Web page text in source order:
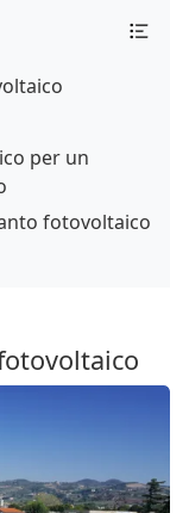
per un
fotovoltaico